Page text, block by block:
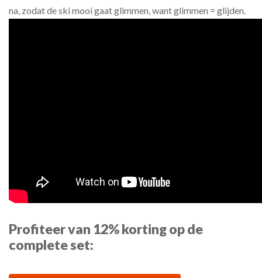
na, zodat de ski mooi gaat glimmen, want glimmen = glijden.
Profiteer van 12% korting op de
complete set: